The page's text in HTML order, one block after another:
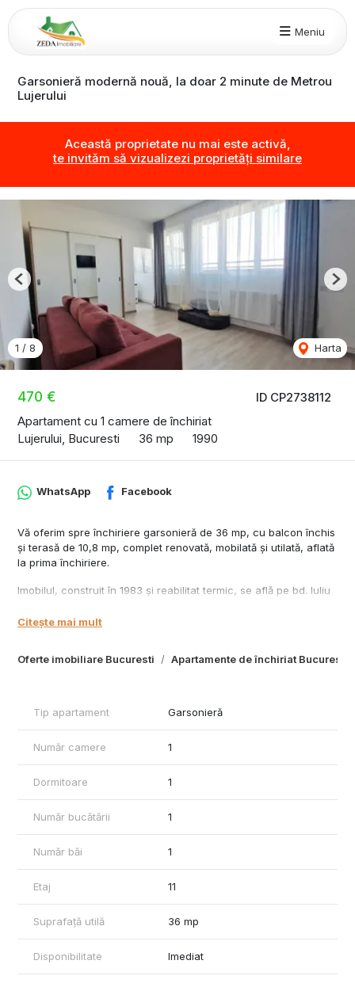
Meniu
Garsonieră modernă nouă, la doar 2 minute de Metrou
Lujerului
Această proprietate nu mai este activă,
te invităm să vizualizezi proprietăți similare
ID CP2738112
470 €
Apartament cu 1 camere de închiriat
Lujerului, Bucuresti
36 mp 1990
1 / 8 Harta
Previous
Oferte imobiliare Bucuresti Apartamente de închiriat Bucuresti
WhatsApp Facebook
Vă oferim spre închiriere garsonieră de 36 mp, cu balcon închis
și terasă de 10,8 mp, complet renovată, mobilată și utilată, aflată
la prima închiriere.
Imobilul, construit în 1983 și reabilitat termic, se află pe bd. Iuliu
Carrefour și Mall Plaza. Garsoniera este situată la etajul 11 și
Detalii spațiu:
extensibilă pentru dormit frecvent, smart TV și birou (în curs de
montare).
Terasă de 10,8 mp, cu view panoramic, iluminată și amenajată
ca zonă de relaxare. Accesul se face pe o scară cu colțuri
rotunjite, care devine spațiu de ședere atunci când ușa este
Ultimele elemente de mobilier și design vor fi adaptate în funcție
de nevoile chiriașului.
Citește mai mult
Tip apartament Garsonieră
Număr camere 1
Dormitoare 1
Număr bucătării 1
Număr băi 1
Etaj 11
Suprafață utilă 36 mp
Disponibilitate Imediat